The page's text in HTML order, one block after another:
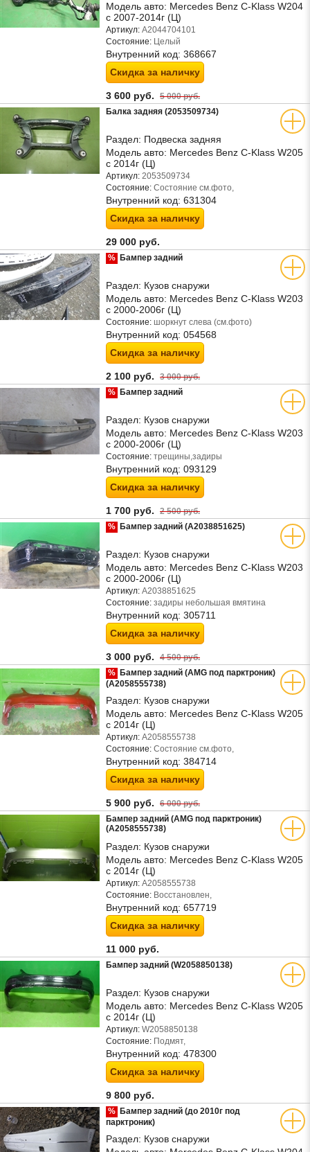
Модель авто: Mercedes Benz C-Klass W204
с 2007-2014г (Ц)
Артикул: A2044704101
Состояние: Целый
Внутренний код: 368667
Скидка за наличку
3 600 руб. 5 000 руб.
Балка задняя (2053509734)
Раздел: Подвеска задняя
Модель авто: Mercedes Benz C-Klass W205
с 2014г (Ц)
Артикул: 2053509734
Состояние: Состояние см.фото,
Внутренний код: 631304
Скидка за наличку
29 000 руб.
% Бампер задний
Раздел: Кузов снаружи
Модель авто: Mercedes Benz C-Klass W203
с 2000-2006г (Ц)
Состояние: шоркнут слева (см.фото)
Внутренний код: 054568
Скидка за наличку
2 100 руб. 3 000 руб.
% Бампер задний
Раздел: Кузов снаружи
Модель авто: Mercedes Benz C-Klass W203
с 2000-2006г (Ц)
Состояние: трещины,задиры
Внутренний код: 093129
Скидка за наличку
1 700 руб. 2 500 руб.
% Бампер задний (A2038851625)
Раздел: Кузов снаружи
Модель авто: Mercedes Benz C-Klass W203
с 2000-2006г (Ц)
Артикул: A2038851625
Состояние: задиры небольшая вмятина
Внутренний код: 305711
Скидка за наличку
3 000 руб. 4 500 руб.
% Бампер задний (AMG под парктроник)
(A2058555738)
Раздел: Кузов снаружи
Модель авто: Mercedes Benz C-Klass W205
с 2014г (Ц)
Артикул: A2058555738
Состояние: Состояние см.фото,
Внутренний код: 384714
Скидка за наличку
5 900 руб. 6 000 руб.
Бампер задний (AMG под парктроник)
(A2058555738)
Раздел: Кузов снаружи
Модель авто: Mercedes Benz C-Klass W205
с 2014г (Ц)
Артикул: A2058555738
Состояние: Восстановлен,
Внутренний код: 657719
Скидка за наличку
11 000 руб.
Бампер задний (W2058850138)
Раздел: Кузов снаружи
Модель авто: Mercedes Benz C-Klass W205
с 2014г (Ц)
Артикул: W2058850138
Состояние: Подмят,
Внутренний код: 478300
Скидка за наличку
9 800 руб.
% Бампер задний (до 2010г под
парктроник)
Раздел: Кузов снаружи